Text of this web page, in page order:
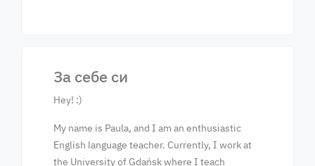
За себе си
Hey! :)
My name is Paula, and I am an enthusiastic
English language teacher. Currently, I work at
the University of Gdańsk where I teach